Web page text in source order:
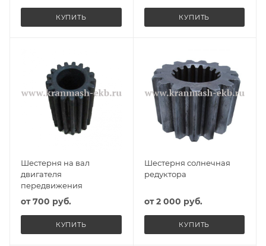
КУПИТЬ КУПИТЬ
Шестерня на вал
двигателя
передвижения
от700 руб.
КУПИТЬ
Шестерня солнечная
редуктора
от2 000 руб.
КУПИТЬ